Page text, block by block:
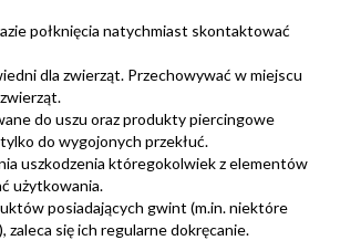
połknięcia natychmiast skontaktować
dla zwierząt. Przechowywać w miejscu
do uszu oraz produkty piercingowe
do wygojonych przekłuć.
uszkodzenia któregokolwiek z elementów
użytkowania.
posiadających gwint (m.in. niektóre
zaleca się ich regularne dokręcanie.